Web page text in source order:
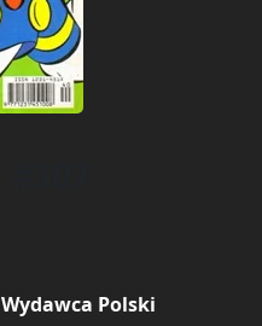
Wydawca Polski